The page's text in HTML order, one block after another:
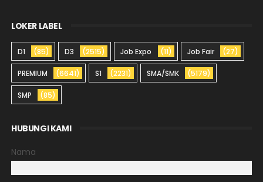
LOKER LABEL
D1 (85) D3 (2515) Job Expo (11) Job Fair (27)
PREMIUM (6641) S1 (2231) SMA/SMK (5179)
SMP (85)
HUBUNGI KAMI
Nama